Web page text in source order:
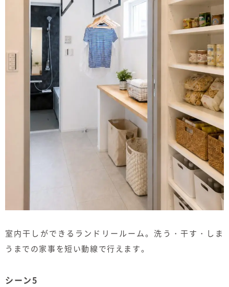
室内干しができるランドリールーム。洗う・干す・しま
うまでの家事を短い動線で行えます。
シーン5